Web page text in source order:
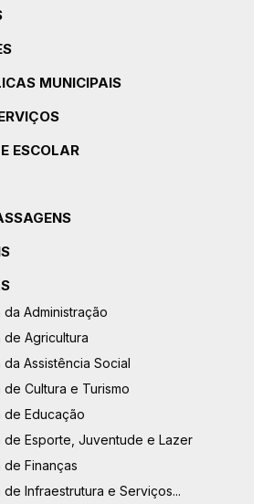
MUNICIPAIS
ESCOLAR
Administração
de Agricultura
Assistência Social
Cultura e Turismo
de Educação
de Esporte, Juventude e Lazer
Finanças
Infraestrutura e Serviços...